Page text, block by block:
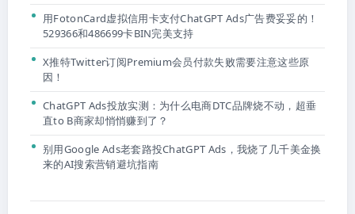
用FotonCard虚拟信用卡支付ChatGPT Ads广告费妥妥的！
529366和486699卡BIN完美支持
X推特Twitter订阅Premium会员付款失败需要注意这些原
因！
ChatGPT Ads投放实测：为什么电商DTC品牌烧不动，超垂
直to B商家却悄悄赚到了？
别用Google Ads老套路投ChatGPT Ads，我烧了几千美金换
来的AI搜索营销避坑指南